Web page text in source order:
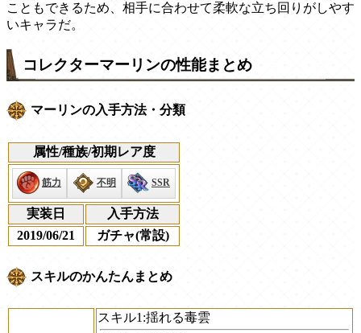
こともできるため、相手に合わせて柔軟な立ち回りがしやす
いキャラだ。
コレクターマーリンの性能まとめ
マーリンの入手方法・分類
属性/種族/初期レア度
筋力 不明 SSR
実装日
入手方法
2019/06/21
ガチャ(常設)
スキルのかんたんまとめ
スキル1:揺れる毒雲